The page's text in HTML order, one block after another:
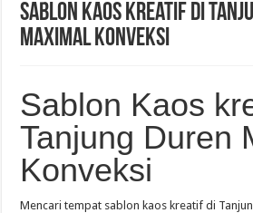
Sablon Kaos kreatif di
Maximal Konveksi
Sablon Kaos
Tanjung Duren
Konveksi
Mencari tempat sablon kaos kreatif di